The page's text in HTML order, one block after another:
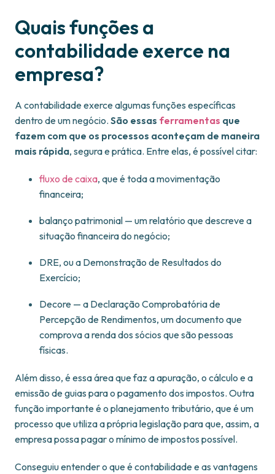
Quais funções a
contabilidade exerce na
empresa?
A contabilidade exerce algumas funções específicas
dentro de um negócio. São essas ferramentas que
fazem com que os processos aconteçam de maneira
mais rápida, segura e prática. Entre elas, é possível citar:
fluxo de caixa, que é toda a movimentação
financeira;
balanço patrimonial — um relatório que descreve a
situação financeira do negócio;
DRE, ou a Demonstração de Resultados do
Exercício;
Decore — a Declaração Comprobatória de
Percepção de Rendimentos, um documento que
comprova a renda dos sócios que são pessoas
físicas.
Além disso, é essa área que faz a apuração, o cálculo e a
emissão de guias para o pagamento dos impostos. Outra
função importante é o planejamento tributário, que é um
processo que utiliza a própria legislação para que, assim, a
empresa possa pagar o mínimo de impostos possível.
Conseguiu entender o que é contabilidade e as vantagens